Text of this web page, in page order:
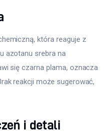
która reaguje z
azotanu srebra na
się czarna plama, oznacza
reakcji może sugerować,
i detali